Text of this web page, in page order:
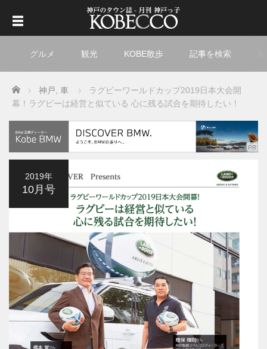
グルメ 観光 KOBE散歩 記事を検索
Home 神戸 車
ラグビーワールドカップ2019日本大会開
幕！ ラグビーは経営と似ている 心に残る試合を期待したい！
2019年
10月号